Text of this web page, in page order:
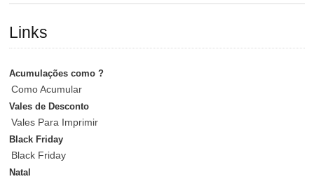
Links
Acumulações como ?
Como Acumular
Vales de Desconto
Vales Para Imprimir
Black Friday
Black Friday
Natal